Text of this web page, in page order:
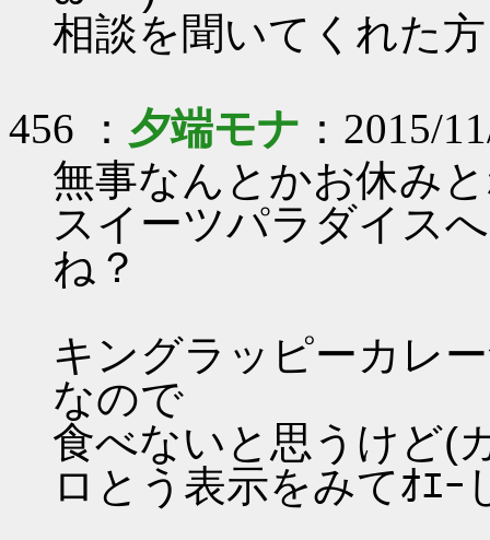
相談を聞いてくれた
456 ： 夕端モナ ：2015/
無事なんとかお休み
スイーツパラダイス
ね？
キングラッピーカレ
なので
食べないと思うけど(
ロとう表示をみてｵｴｰ